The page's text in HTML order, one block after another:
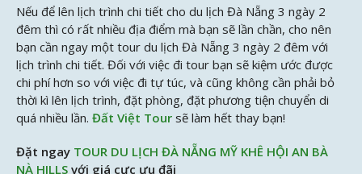
Nếu để lên lịch trình chi tiết cho du lịch Đà Nẵng 3 ngày 2
đêm thì có rất nhiều địa điểm mà bạn sẽ lần chần, cho nên
bạn cần ngay một tour du lịch Đà Nẵng 3 ngày 2 đêm với
lịch trình chi tiết. Đối với việc đi tour bạn sẽ kiệm ước được
chi phí hơn so với việc đi tự túc, và cũng không cần phải bỏ
thời kì lên lịch trình, đặt phòng, đặt phương tiện chuyển di
quá nhiều lần. Đất Việt Tour sẽ làm hết thay bạn!
Đặt ngay TOUR DU LỊCH ĐÀ NẴNG MỸ KHÊ HỘI AN BÀ
NÀ HILLS với giá cực ưu đãi